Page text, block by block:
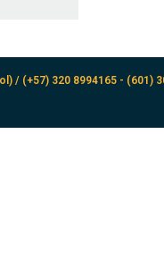
/ (+57) 320 8994165 - (601)